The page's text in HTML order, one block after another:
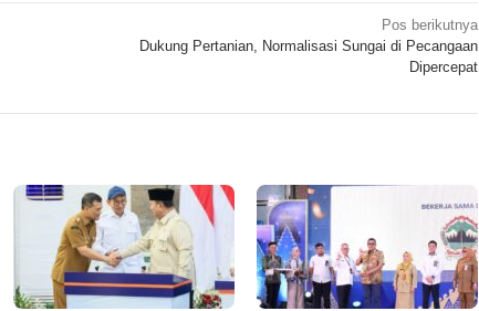
Pos berikutnya
Dukung Pertanian, Normalisasi Sungai di Pecangaan
Dipercepat